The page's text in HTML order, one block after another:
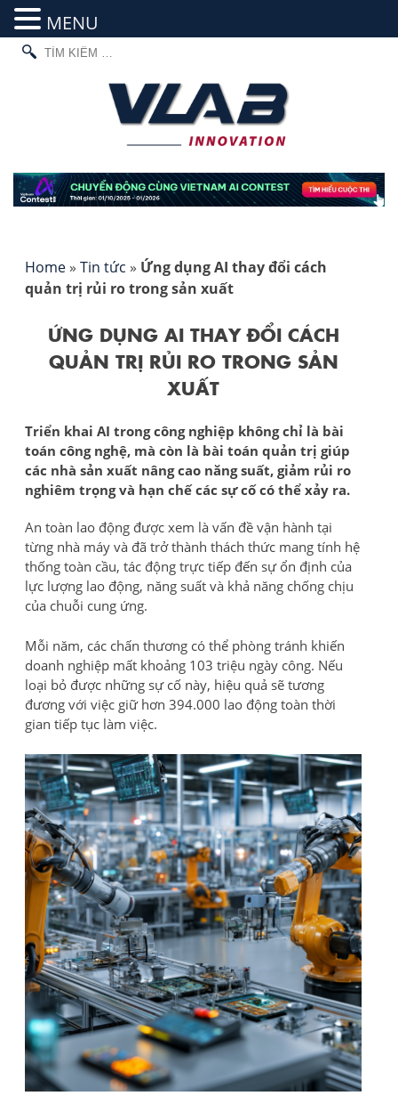
Skip
TÌM
KIẾM
Home » Tin tức » Ứng dụng AI thay đổi cách
quản trị rủi ro trong sản xuất
ỨNG DỤNG AI THAY ĐỔI CÁCH
QUẢN TRỊ RỦI RO TRONG SẢN
XUẤT
Triển khai AI trong công nghiệp không chỉ là bài
toán công nghệ, mà còn là bài toán quản trị giúp
các nhà sản xuất nâng cao năng suất, giảm rủi ro
nghiêm trọng và hạn chế các sự cố có thể xảy ra.
An toàn lao động được xem là vấn đề vận hành tại
từng nhà máy và đã trở thành thách thức mang tính hệ
thống toàn cầu, tác động trực tiếp đến sự ổn định của
lực lượng lao động, năng suất và khả năng chống chịu
của chuỗi cung ứng.
Mỗi năm, các chấn thương có thể phòng tránh khiến
doanh nghiệp mất khoảng 103 triệu ngày công. Nếu
loại bỏ được những sự cố này, hiệu quả sẽ tương
đương với việc giữ hơn 394.000 lao động toàn thời
gian tiếp tục làm việc.
MENU